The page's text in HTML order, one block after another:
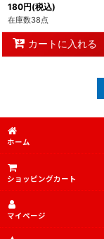
180円(税込)
在庫数38点
カートに入れる
ホーム
ショッピングカート
マイページ